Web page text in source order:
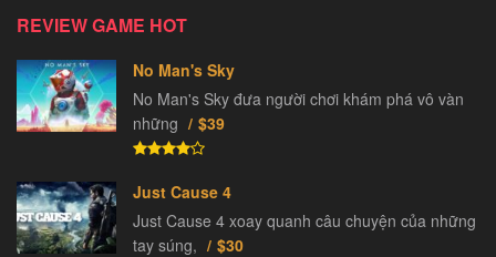
REVIEW GAME HOT
No Man's Sky
No Man's Sky đưa người chơi khám phá vô vàn
những
$39
Just Cause 4
Just Cause 4 xoay quanh câu chuyện của những
tay súng,
$30